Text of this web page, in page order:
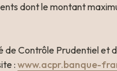
dont le montant
Contrôle Prudentiel et
: www.acpr.banque-